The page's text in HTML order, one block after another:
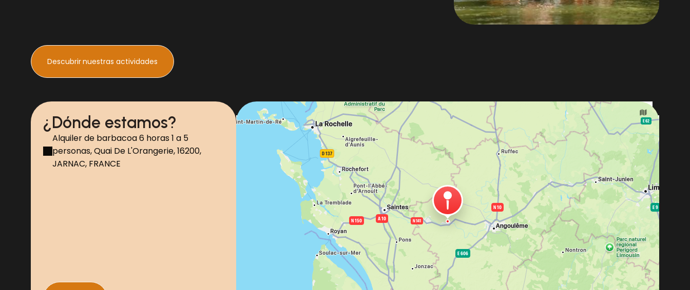
Descubrirnuestras actividades
¿Dónde estamos?
Alquiler de barbacoa 6 horas 1 a 5
personas, Quai De L'Orangerie, 16200,
JARNAC, FRANCE